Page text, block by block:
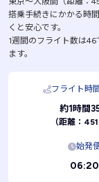
搭乗手続きにかかる時
くと安心です。
1週間のフライト数は
ます。
フライト時
約1時間
（距離：
始発
06:20